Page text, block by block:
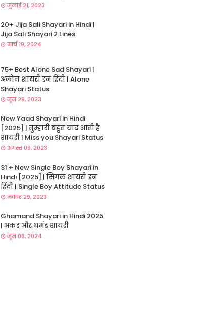
जुलाई 21, 2023
20+ Jija Sali Shayari in Hindi |
Jija Sali Shayari 2 Lines
मार्च 19, 2024
75+ Best Alone Sad Shayari |
अलोन शायरी इन हिंदी | Alone
Shayari Status
जून 29, 2023
New Yaad Shayari in Hindi
[2025] | तुम्हारी बहुत याद आती है
शायरी | Miss you Shayari Status
अगस्त 09, 2023
31 + New Single Boy Shayari in
Hindi [2025] | सिंगल शायरी इन
हिंदी | Single Boy Attitude Status
नवंबर 29, 2023
Ghamand Shayari in Hindi 2025
| अकड़ और घमंड शायरी
जून 06, 2024